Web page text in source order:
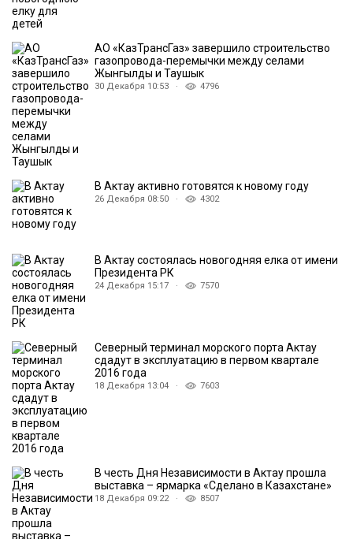
АО «КазТрансГаз» завершило строительство
газопровода-перемычки между селами
Жынгылды и Таушык
30 Декабря 10:53 · 4796
В Актау активно готовятся к новому году
26 Декабря 08:50 · 4302
В Актау состоялась новогодняя елка от имени
Президента РК
24 Декабря 15:17 · 7570
Северный терминал морского порта Актау
сдадут в эксплуатацию в первом квартале
2016 года
18 Декабря 13:04 · 7603
В честь Дня Независимости в Актау прошла
выставка – ярмарка «Сделано в Казахстане»
18 Декабря 09:22 · 8507